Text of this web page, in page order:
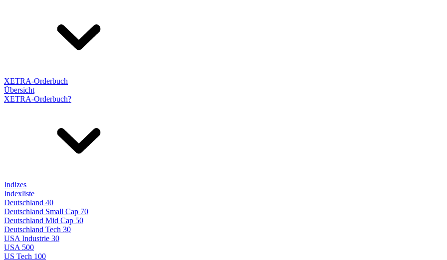
XETRA-Orderbuch
Übersicht
XETRA-Orderbuch?
Indizes
Indexliste
Deutschland 40
Deutschland Small Cap 70
Deutschland Mid Cap 50
Deutschland Tech 30
USA Industrie 30
USA 500
US Tech 100